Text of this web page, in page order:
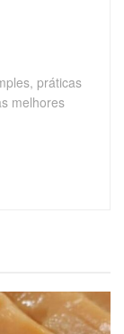
práticas
melhores